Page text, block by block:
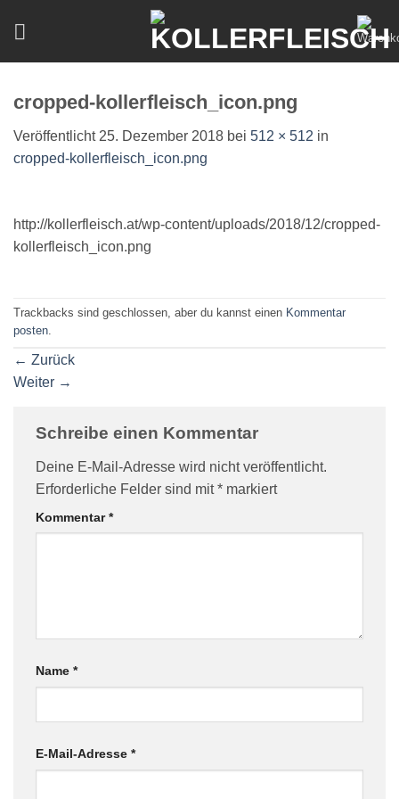
cropped-kollerfleisch_icon.png
Veröffentlicht 25. Dezember 2018 bei 512 × 512 in
cropped-kollerfleisch_icon.png
http://kollerfleisch.at/wp-content/uploads/2018/12/cropped-
kollerfleisch_icon.png
Trackbacks sind geschlossen, aber du kannst einen Kommentar
posten.
← Zurück
Weiter →
Schreibe einen Kommentar
Deine E-Mail-Adresse wird nicht veröffentlicht.
Erforderliche Felder sind mit* markiert
Kommentar*
Name *
E-Mail-Adresse *